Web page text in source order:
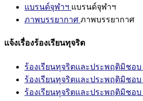
แบรนด์จุฬาฯ แบรนด์จุฬาฯ
ภาพบรรยากาศ ภาพบรรยากาศ
แจ้งเรื่องร้องเรียนทุจริต
ร้องเรียนทุจริตและประพฤติมิชอบ
ร้องเรียนทุจริตและประพฤติมิชอบ
ร้องเรียนทุจริตและประพฤติมิชอบ